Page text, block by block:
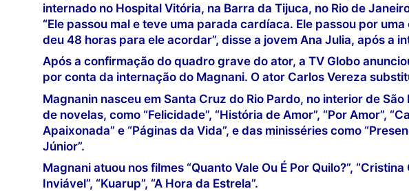
internado no Hospital Vitória, na Barra da Tijuca, no Rio de
“Ele passou mal e teve uma parada cardíaca. Ele passou por
deu 48 horas para ele acordar”, disse a jovem Ana Julia, após a
Após a confirmação do quadro grave do ator, a TV Globo
por conta da internação do Magnani. O ator Carlos Vereza
Magnanin nasceu em Santa Cruz do Rio Pardo, no interior de
de novelas, como “Felicidade”, “História de Amor”, “Por Amor”,
Apaixonada” e “Páginas da Vida”, e das minisséries como
Júnior”.
Magnani atuou nos filmes “Quanto Vale Ou É Por Quilo?”,
Inviável”, “Kuarup”, “A Hora da Estrela”.